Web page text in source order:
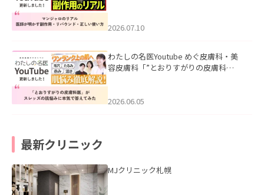
た。
2026.07.10
わたしの名医Youtube めぐ皮膚科・美
容皮膚科「”とおりすがりの皮膚科
2026.06.05
最新クリニック
MJクリニック札幌